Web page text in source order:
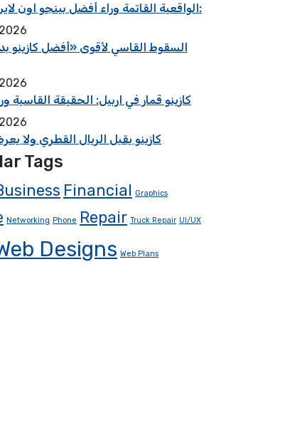
الواقعية القاتمة وراء أفضل بينجو اون لاين الشارقة:
السقوط القاسي لأقوى «أفضل كازينو
كازينو قمار في اربيل: الحقيقة القاسية
كازينو يقبل الريال القطري ولا
Tags
Financial Graphics
Networking Phone Repair Truck Repair UI/UX
Designs Web Plans